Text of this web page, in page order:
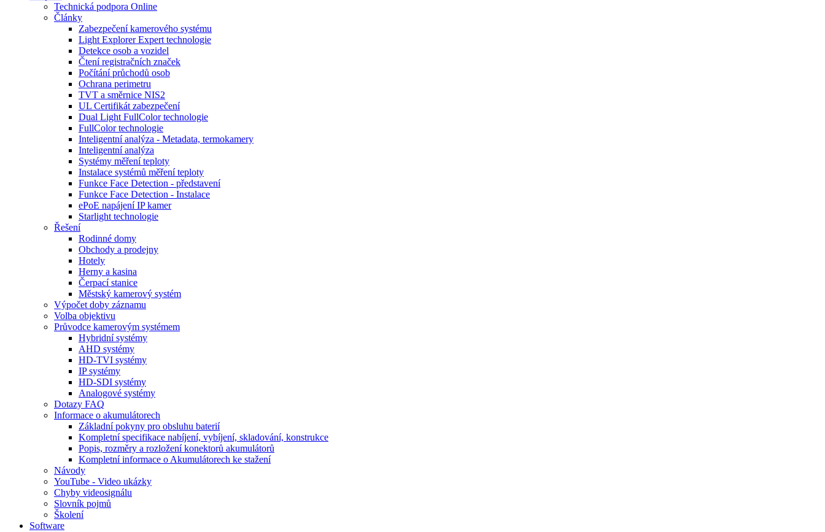
Technická podpora Online
Články
Zabezpečení kamerového systému
Light Explorer Expert technologie
Detekce osob a vozidel
Čtení registračních značek
Počítání průchodů osob
Ochrana perimetru
TVT a směrnice NIS2
UL Certifikát zabezpečení
Dual Light FullColor technologie
FullColor technologie
Inteligentní analýza - Metadata, termokamery
Inteligentní analýza
Systémy měření teploty
Instalace systémů měření teploty
Funkce Face Detection - představení
Funkce Face Detection - Instalace
ePoE napájení IP kamer
Starlight technologie
Řešení
Rodinné domy
Obchody a prodejny
Hotely
Herny a kasina
Čerpací stanice
Městský kamerový systém
Výpočet doby záznamu
Volba objektivu
Průvodce kamerovým systémem
Hybridní systémy
AHD systémy
HD-TVI systémy
IP systémy
HD-SDI systémy
Analogové systémy
Dotazy FAQ
Informace o akumulátorech
Základní pokyny pro obsluhu baterií
Kompletní specifikace nabíjení, vybíjení, skladování, konstrukce
Popis, rozměry a rozložení konektorů akumulátorů
Kompletní informace o Akumulátorech ke stažení
Návody
YouTube - Video ukázky
Chyby videosignálu
Slovník pojmů
Školení
Software